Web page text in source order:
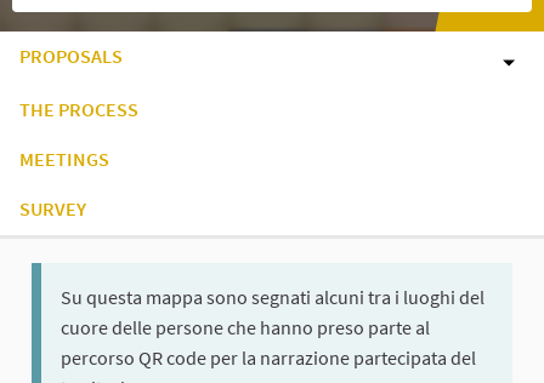
PROPOSALS
THE PROCESS
MEETINGS
SURVEY
Su questa mappa sono segnati alcuni tra i luoghi del
cuore delle persone che hanno preso parte al
percorso QR code per la narrazione partecipata del